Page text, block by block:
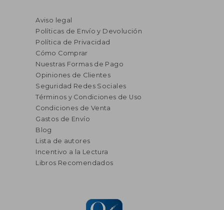
Aviso legal
Políticas de Envío y Devolución
Política de Privacidad
Cómo Comprar
Nuestras Formas de Pago
Opiniones de Clientes
Seguridad Redes Sociales
Términos y Condiciones de Uso
Condiciones de Venta
Gastos de Envío
Blog
Lista de autores
Incentivo a la Lectura
Libros Recomendados